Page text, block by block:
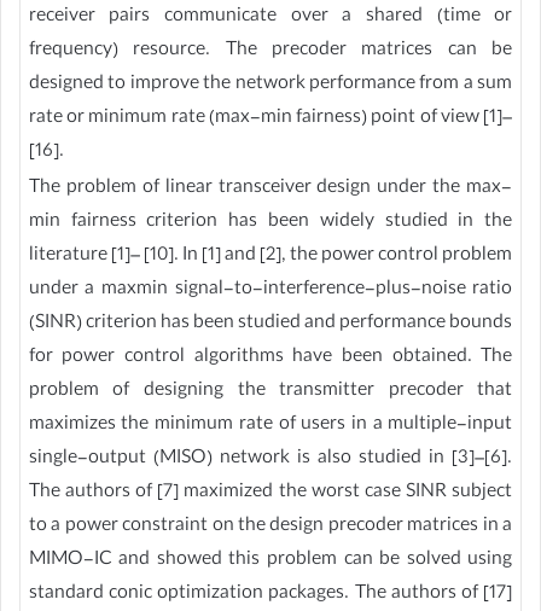
receiver pairs communicate over a shared (time or
frequency) resource. The precoder matrices can be
designed to improve the network performance from a sum
rate or minimum rate (max-min fairness) point of view [1]–
[16].
The problem of linear transceiver design under the max-
min fairness criterion has been widely studied in the
literature [1]– [10]. In [1] and [2], the power control problem
under a maxmin signal-to-interference-plus-noise ratio
(SINR) criterion has been studied and performance bounds
for power control algorithms have been obtained. The
problem of designing the transmitter precoder that
maximizes the minimum rate of users in a multiple-input
single-output (MISO) network is also studied in [3]–[6].
The authors of [7] maximized the worst case SINR subject
to a power constraint on the design precoder matrices in a
MIMO-IC and showed this problem can be solved using
standard conic optimization packages. The authors of [17]